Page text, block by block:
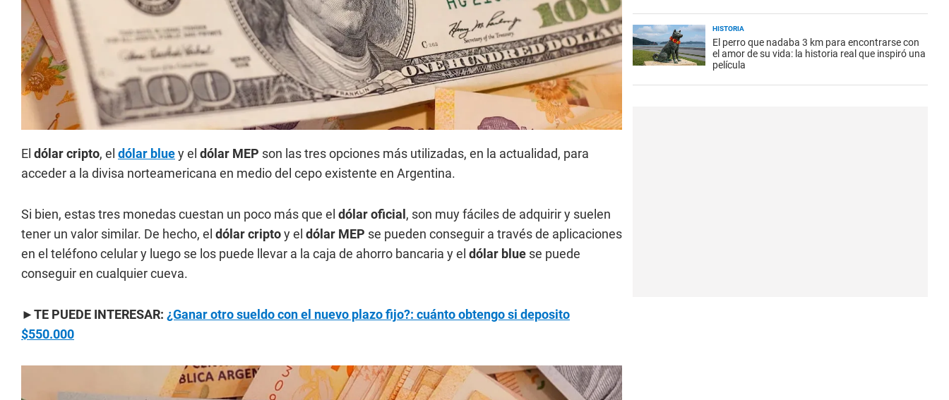
El dólar cripto, el dólar bluey el dólar MEP son las tres opciones más utilizadas, en la actualidad, para
acceder a la divisa norteamericana en medio del cepo existente en Argentina.
Si bien, estas tres monedas cuestan un poco más que el dólar oficial, son muy fáciles de adquirir y suelen
tener un valor similar. De hecho, el dólar criptoy el dólar MEP se pueden conseguir a través de aplicaciones
en el teléfono celular y luego se los puede llevar a la caja de ahorro bancaria y el dólar blue se puede
conseguir en cualquier cueva.
►TE PUEDE INTERESAR: ¿Ganar otro sueldo con el nuevo plazo fijo?: cuánto obtengo si deposito
$550.000
HISTORIA
El perro que nadaba 3 km para encontrarse con
el amor de su vida: la historia real que inspiró una
película